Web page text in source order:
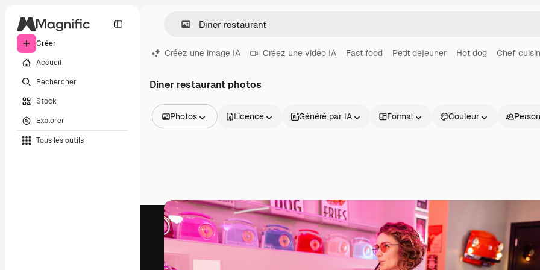
Créer
Accueil
Rechercher
Stock
Explorer
Tous les outils
Créez une image IA Créez une vidéo IA Fast food Petit dejeuner Hot dog Chef
Diner restaurant photos
Photos
Vidéos
Clips de vidéo
Graphiques animés
Templates vidéos
Modèles 3D
Polices
Licence Généré par IA Format Couleur
Produits Commencer